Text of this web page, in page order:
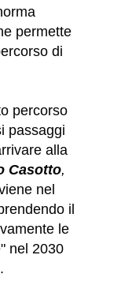
permette
di
percorso
passaggi
alla
Casotto,
nel
il
le
nel 2030